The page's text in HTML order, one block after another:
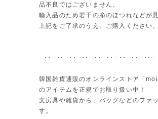
品不良ではございません。
輸入品のため若干の糸のほつれなどが
上記をご了承のうえ、ご購入ください。
─･･─･･─･･─･･─･･─･･─･･─･･─･･─
韓国雑貨通販のオンラインストア「
のアイテムを正規でお取り扱い中！
文房具や雑貨から、バッグなどのファ
す。